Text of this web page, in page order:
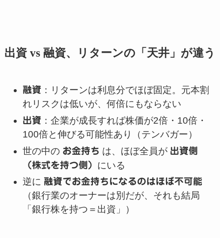
出資 vs 融資、リターンの「天井」が違う
融資 ：リターンは利息分でほぼ固定。元本割
れリスクは低いが、何倍にもならない
出資 ：企業が成長すれば株価が2倍・10倍・
100倍と伸びる可能性あり（テンバガー）
世の中の お金持ち は、ほぼ全員が 出資側
（株式を持つ側） にいる
逆に 融資でお金持ちになるのはほぼ不可能
（銀行業のオーナーは別だが、それも結局
「銀行株を持つ＝出資」）